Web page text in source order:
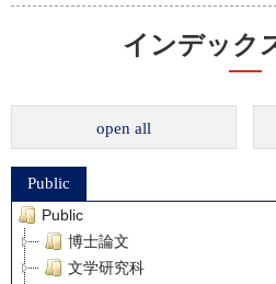
インデック
open all
Public
Public
博士論文
文学研究科